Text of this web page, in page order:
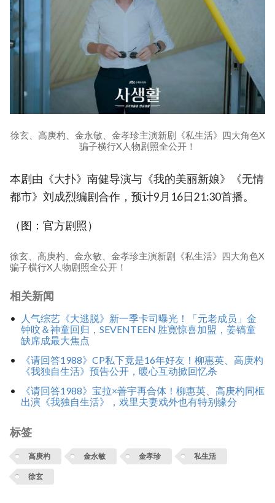
徐玄、高庚杓、金永敏、金孝珍主演新剧《私生活》四大角色X
骗子横行X人物剧照全公开！
本剧由《大扑》南健导演与《我的美丽新娘》《无情
都市》刘成烈编剧合作，预计9月16日21:30首播。
（图：官方剧照）
徐玄、高庚杓、金永敏、金孝珍主演新剧《私生活》四大角色X
骗子横行X人物剧照全公开！
相关新闻
人气综艺《大逃脱》新一季卡司曝光！「元老成员」金
钟旼＆神童回归，SEVENTEEN 胜寛惊喜加盟，姜镐童
缺席成最大焦点
《请回答1988》CP私下竟是16年好友！柳惠英、高庚杓
《我独自生活》预告公开，暖心互动掀回忆杀
《请回答1988》宝拉×善宇再合体！柳惠英、高庚杓同框
出演《我独自生活》，戏里夫妻戏外也有特别缘分
标签
高庚杓 金永敏 金孝珍 私生活
徐玄